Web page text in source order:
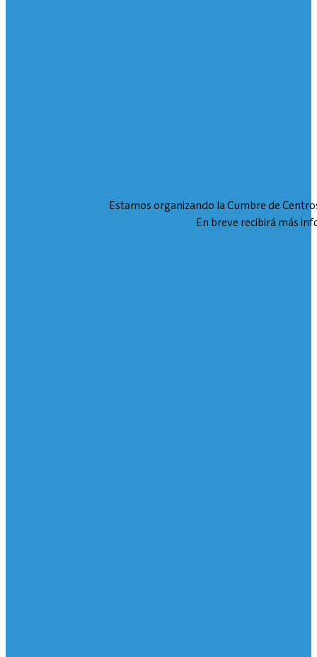
Estamos organizando la Cumbre de
En breve recibirá más